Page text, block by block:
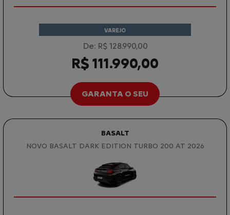
VAREJO
De: R$ 128.990,00
R$ 111.990,00
GARANTA O SEU
BASALT
NOVO BASALT DARK EDITION TURBO 200 AT 2026